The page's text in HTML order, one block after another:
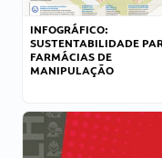
INFOGRÁFICO:
SUSTENTABILIDADE
FARMÁCIAS DE
MANIPULAÇÃO